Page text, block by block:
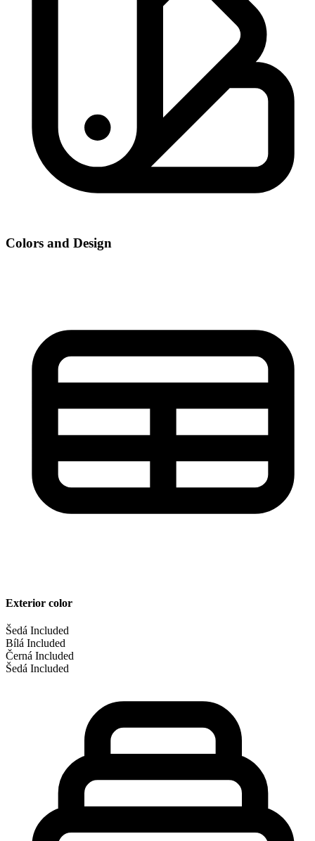
Colors and Design
Exterior color
Šedá Included
Bílá Included
Černá Included
Šedá Included